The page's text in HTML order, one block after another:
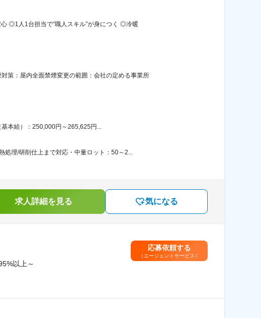
◎1人1台担当で“職人スキル”が身につく ◎冷暖
策：屋内全面禁煙変更の範囲：会社の定める事業所
本給）：250,000円～265,625円...
処理/研削仕上まで対応・中量ロット：50～2...
求人詳細を見る 気になる
以上～
応募依頼する
（エージェントサービス）